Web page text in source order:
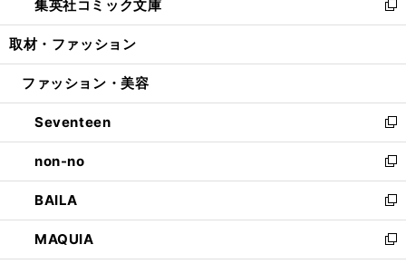
く
で
開
ド
ウ
開
ィ
ン
ウ
開
く
い
ウ
ン
ウ
で
開
く
集英社コミック文庫
新
し
ウ
ン
ド
ウ
で
開
く
取材・ファッション
ファッション・美容
Seventeen
新
し
い
ウ
ィ
ン
ド
ウ
non-no
新
し
い
ウ
ィ
ン
BAILA
新
し
い
MAQUIA
新